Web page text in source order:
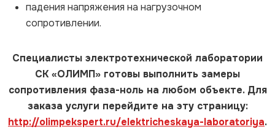
падения напряжения на нагрузочном
сопротивлении.
Специалисты электротехнической лаборатории
СК «ОЛИМП» готовы выполнить замеры
сопротивления фаза-ноль на любом объекте. Для
заказа услуги перейдите на эту страницу:
http://olimpekspert.ru/elektricheskaya-laboratoriya.